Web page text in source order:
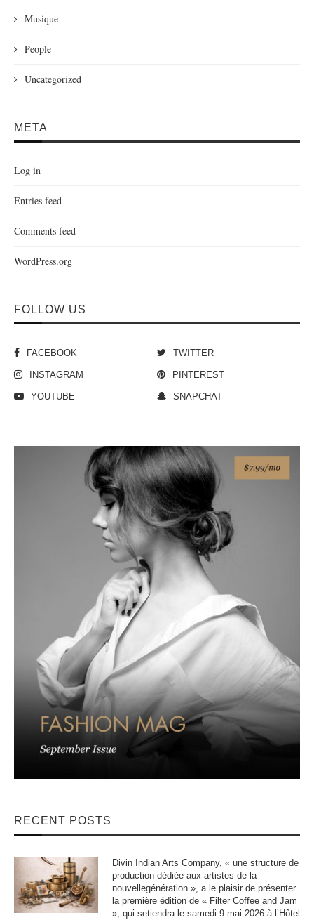
Musique
People
Uncategorized
META
Log in
Entries feed
Comments feed
WordPress.org
FOLLOW US
FACEBOOK TWITTER
INSTAGRAM PINTEREST
YOUTUBE SNAPCHAT
RECENT POSTS
Divin Indian Arts Company, « une structure de
production dédiée aux artistes de la
nouvellegénération », a le plaisir de présenter
la première édition de « Filter Coffee and Jam
», qui setiendra le samedi 9 mai 2026 à l’Hôtel